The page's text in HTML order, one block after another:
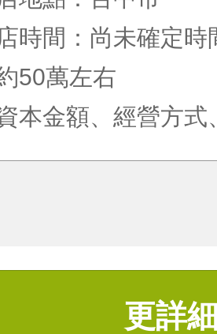
時間：尚未確定時
50萬左右
本金額、經營方式
更詳